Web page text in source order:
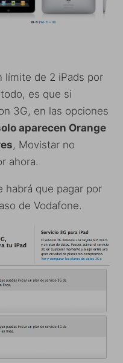
límite de 2 iPads por
es que si
3G, en las opciones
aparecen Orange
, Movistar no
ahora.
habrá que pagar por
de Vodafone.